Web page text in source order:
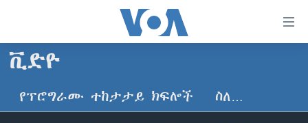
ማገናኛዎች
ዋናው
ይዘት
ዜና
ኢትዮጵያ
ኑሮ በጤንነት
ቪድዮ
የፕሮግራሙ ተከታታይ ክፍሎች ስለ…